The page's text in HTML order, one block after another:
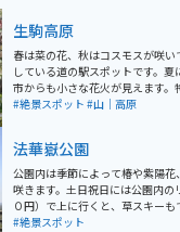
られ、多くの花見客で賑わいます
「観音さくらの里」もあり、温泉
ができます。 また、江戸時代の史跡としても知られる石
山観音池や、四季折々の花々、
も特徴的です。夏には流水プール
展望台からは都城の風景や霧島山
生駒高原
春は菜の花、秋はコスモスが咲
している道の駅スポットです。
市からも小さな花火が見えます。
景です。 園内にリンゴ園があり、
ング向けでした。
#絶景スポット #山｜高原
法華嶽公園
公園内は季節によって椿や紫陽
咲きます。土日祝日には公園内の
０円）で上に行くと、草スキー
アや海まで見渡せる展望所もあり
#絶景スポット